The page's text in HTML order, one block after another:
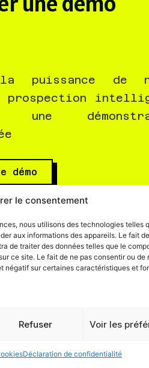
le consentement
nous utilisons des technologies telles
aux informations des appareils. Le fait
de traiter des données telles que le
ce site. Le fait de ne pas consentir ou de
négatif sur certaines caractéristiques et
Refuser Voir les
Déclaration de confidentialité
la puissance de
démo
Quelles sont les
Klape.io offre